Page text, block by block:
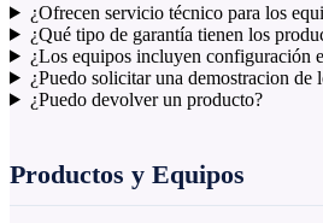
¿Ofrecen servicio técnico para los
¿Qué tipo de garantía tienen los
¿Los equipos incluyen configuración
¿Puedo solicitar una demostracion de
¿Puedo devolver un producto?
Productos y Equipos